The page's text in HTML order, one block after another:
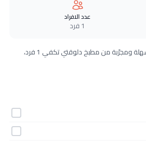
عدد الافراد
1 فرد
طريقة عمل شوربة السمك الكريمي خطوة بخطوة بـ9 مكونات وفي 45 دقيقة فقط. وصفة سهلة ومجرّبة من مطبخ دلوقتي تكفي 1 فرد،